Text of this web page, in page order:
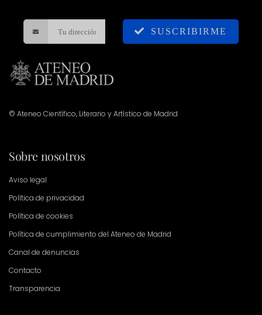
SUSCRIBIRME
© Ateneo Científico, Literario y Artístico de Madrid
Sobre nosotros
Aviso legal
Política de privacidad
Política de cookies
Política de cumplimiento del Ateneo de Madrid
Canal de denuncias
Contacto
Transparencia